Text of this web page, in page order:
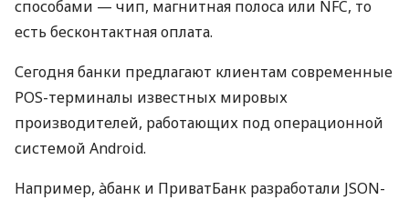
способами — чип, магнитная полоса или NFC, то
есть бесконтактная оплата.
Сегодня банки предлагают клиентам современные
POS-терминалы известных мировых
производителей, работающих под операционной
системой Android.
Например, àбанк и ПриватБанк разработали JSON-